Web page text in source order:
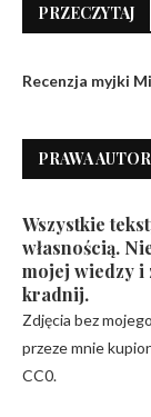
PRZECZYTAJ
Recenzja myjki
PRAWA
Wszystkie
własnością.
mojej wiedzy i
kradnij.
Zdjęcia bez
przeze mnie
CC0.